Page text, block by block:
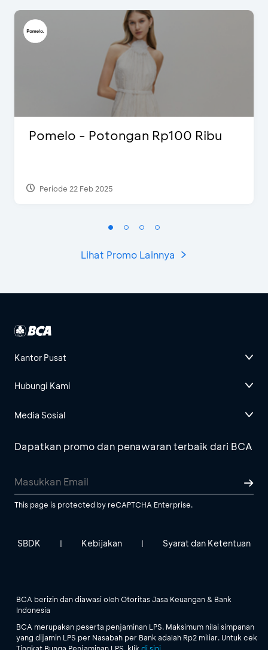
Pomelo - Potongan Rp100 Ribu
Periode 22 Feb 2025
Lihat Promo Lainnya
Kantor Pusat
Hubungi Kami
Media Sosial
Dapatkan promo dan penawaran terbaik dari BCA
This page is protected by reCAPTCHA Enterprise.
SBDK | Kebijakan | Syarat dan Ketentuan
BCA berizin dan diawasi oleh Otoritas Jasa Keuangan & Bank
Indonesia
BCA merupakan peserta penjaminan LPS. Maksimum nilai simpanan
yang dijamin LPS per Nasabah per Bank adalah Rp2 miliar. Untuk cek